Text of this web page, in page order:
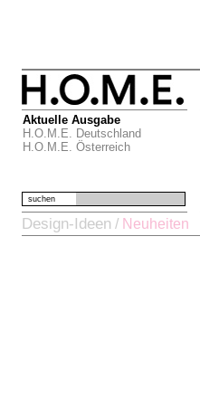
Aktuelle Ausgabe
H.O.M.E. Deutschland
H.O.M.E. Österreich
suchen
Design-Ideen / Neuheiten